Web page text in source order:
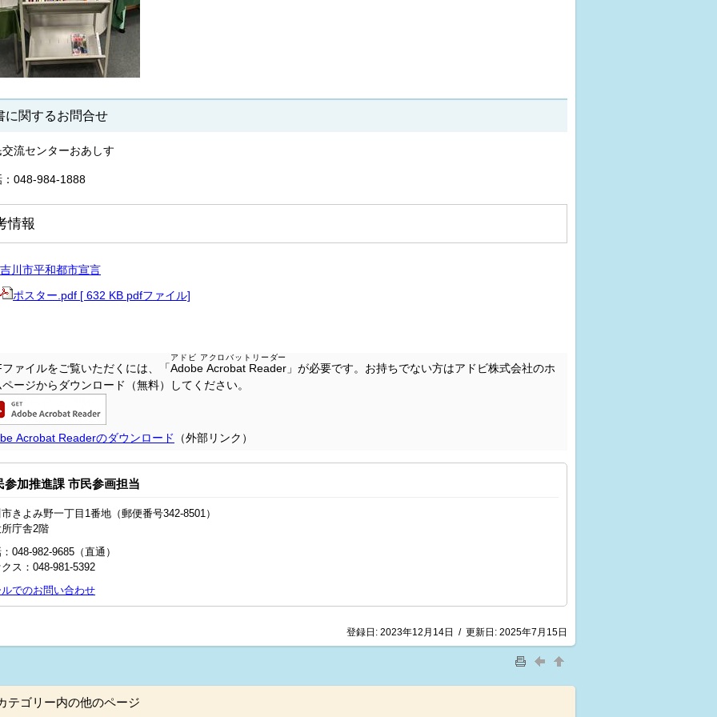
に関するお問合せ
流センターおあしす
：048-984-1888
情報
吉川市平和都市宣言
ポスター.pdf [ 632 KB pdfファイル]
ァイルをご覧いただくには、「Adobe Acrobat Reader
アドビ アクロバットリーダー
」が必要です。お持ちでない方はアドビ株式会社のホ
ージからダウンロード（無料）してください。
Acrobat Readerのダウンロード （外部リンク）
参加推進課 市民参画担当
きよみ野一丁目1番地（郵便番号342-8501）
庁舎2階
048-982-9685（直通）
ス：048‐981‐5392
でのお問い合わせ
登録日: 2023年12月14日 / 更新日: 2025年7月15日
テゴリー内の他のページ